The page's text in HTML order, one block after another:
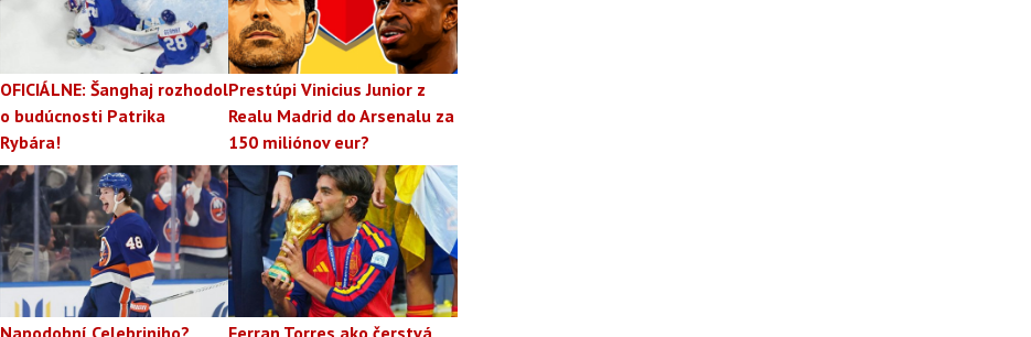
OFICIÁLNE: Šanghaj rozhodol
o budúcnosti Patrika
Rybára!
Prestúpi Vinicius Junior z
Realu Madrid do Arsenalu za
150 miliónov eur?